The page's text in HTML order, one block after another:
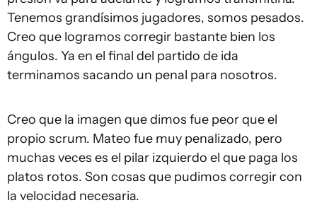
Tenemos grandísimos jugadores, somos pesados.
Creo que logramos corregir bastante bien los
ángulos. Ya en el final del partido de ida
terminamos sacando un penal para nosotros.
Creo que la imagen que dimos fue peor que el
propio scrum. Mateo fue muy penalizado, pero
muchas veces es el pilar izquierdo el que paga los
platos rotos. Son cosas que pudimos corregir con
la velocidad necesaria.